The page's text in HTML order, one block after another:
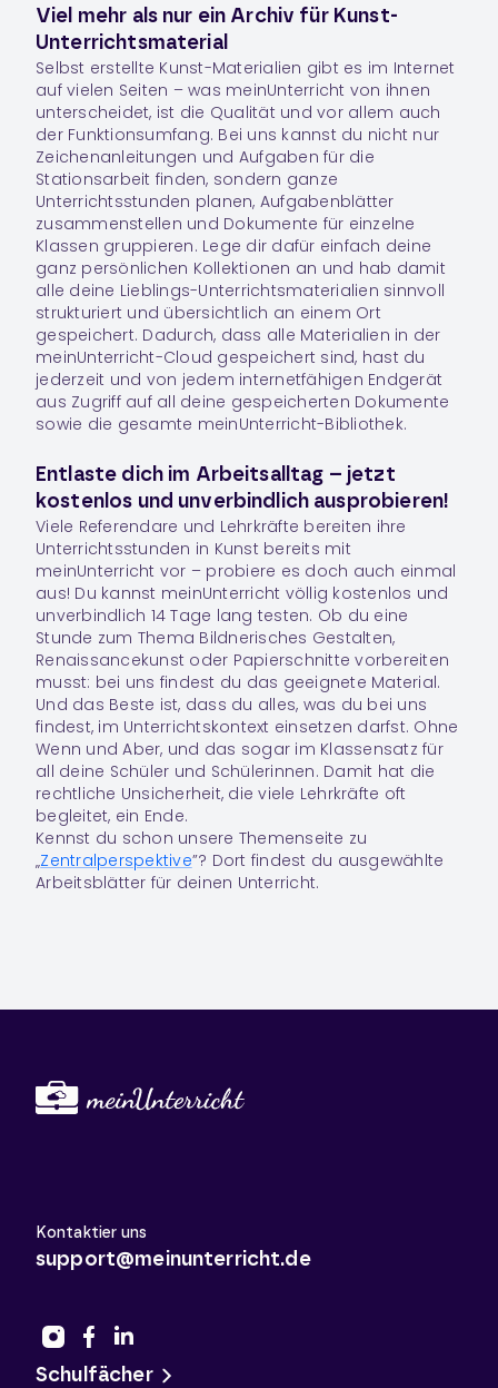
Viel mehr als nur ein Archiv für Kunst-
Unterrichtsmaterial
Selbst erstellte Kunst-Materialien gibt es im Internet
auf vielen Seiten – was meinUnterricht von ihnen
unterscheidet, ist die Qualität und vor allem auch
der Funktionsumfang. Bei uns kannst du nicht nur
Zeichenanleitungen und Aufgaben für die
Stationsarbeit finden, sondern ganze
Unterrichtsstunden planen, Aufgabenblätter
zusammenstellen und Dokumente für einzelne
Klassen gruppieren. Lege dir dafür einfach deine
ganz persönlichen Kollektionen an und hab damit
alle deine Lieblings-Unterrichtsmaterialien sinnvoll
strukturiert und übersichtlich an einem Ort
gespeichert. Dadurch, dass alle Materialien in der
meinUnterricht-Cloud gespeichert sind, hast du
jederzeit und von jedem internetfähigen Endgerät
aus Zugriff auf all deine gespeicherten Dokumente
sowie die gesamte meinUnterricht-Bibliothek.
Entlaste dich im Arbeitsalltag – jetzt
kostenlos und unverbindlich ausprobieren!
Viele Referendare und Lehrkräfte bereiten ihre
Unterrichtsstunden in Kunst bereits mit
meinUnterricht vor – probiere es doch auch einmal
aus! Du kannst meinUnterricht völlig kostenlos und
unverbindlich 14 Tage lang testen. Ob du eine
Stunde zum Thema Bildnerisches Gestalten,
Renaissancekunst oder Papierschnitte vorbereiten
musst: bei uns findest du das geeignete Material.
Und das Beste ist, dass du alles, was du bei uns
findest, im Unterrichtskontext einsetzen darfst. Ohne
Wenn und Aber, und das sogar im Klassensatz für
all deine Schüler und Schülerinnen. Damit hat die
rechtliche Unsicherheit, die viele Lehrkräfte oft
begleitet, ein Ende.
Kennst du schon unsere Themenseite zu
„Zentralperspektive”? Dort findest du ausgewählte
Arbeitsblätter für deinen Unterricht.
Kontaktier uns
support@meinunterricht.de
Schulfächer